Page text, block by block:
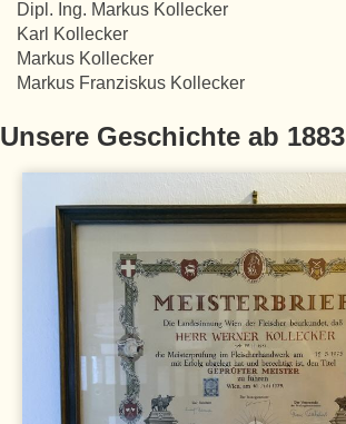
Dipl. Ing. Markus Kollecker
Karl Kollecker
Markus Kollecker
Markus Franziskus Kollecker
Unsere Geschichte ab 1883